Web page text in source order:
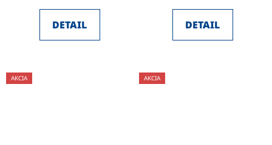
DETAIL
5
DETAIL
AKCIA AKCIA